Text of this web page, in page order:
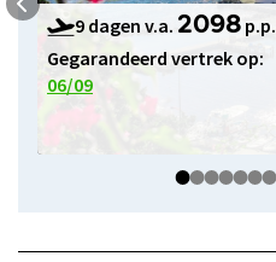
9 dagen v.a. 2098 p.p.
Gegarandeerd vertrek op:
06/09